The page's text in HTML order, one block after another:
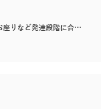
座りなど発達段階に合…